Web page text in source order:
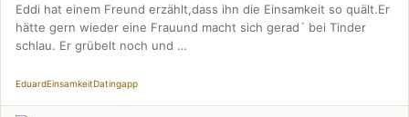
Eddi hat einem Freund erzählt,dass ihn die Einsamkeit so quält.Er
hätte gern wieder eine Frauund macht sich gerad´ bei Tinder
schlau. Er grübelt noch und …
EduardEinsamkeitDatingapp